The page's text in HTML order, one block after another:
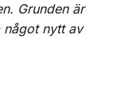
Grunden är
något nytt av